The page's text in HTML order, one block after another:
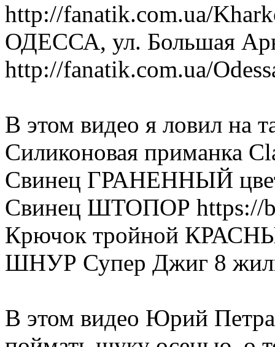
http://fanatik.com.ua/
ОДЕССА, ул. Большая
http://fanatik.com.ua/
В этом видео я ловил на
Силиконовая приманка
Свинец ГРАНЕННЫЙ
Свинец ШТОПОР https://
Крючок тройной
ШНУР Супер Джиг 8
В этом видео Юрий